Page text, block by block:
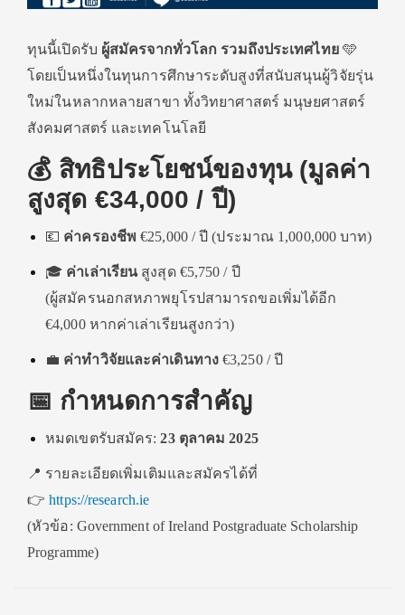
ทุนนี้เปิดรับ ผู้สมัครจากทั่วโลก รวมถึงประเทศไทย🩵
โดยเป็นหนึ่งในทุนการศึกษาระดับสูงที่สนับสนุนผู้วิจัยรุ่น
ใหม่ในหลากหลายสาขา ทั้งวิทยาศาสตร์ มนุษยศาสตร์
สังคมศาสตร์ และเทคโนโลยี
💰 สิทธิประโยชน์ของทุน (มูลค่า
สูงสุด €34,000 / ปี)
💶 ค่าครองชีพ €25,000 / ปี (ประมาณ 1,000,000 บาท)
🎓 ค่าเล่าเรียนสูงสุด €5,750 / ปี
(ผู้สมัครนอกสหภาพยุโรปสามารถขอเพิ่มได้อีก
€4,000 หากค่าเล่าเรียนสูงกว่า)
💼 ค่าทำวิจัยและค่าเดินทาง€3,250 / ปี
📅 กำหนดการสำคัญ
หมดเขตรับสมัคร:23 ตุลาคม 2025
📍 รายละเอียดเพิ่มเติมและสมัครได้ที่
👉https://research.ie
(หัวข้อ: Government of Ireland Postgraduate Scholarship
Programme)